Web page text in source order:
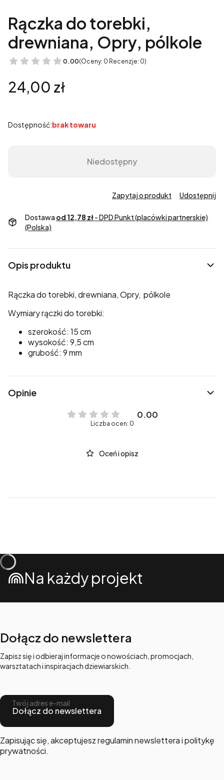
Rączka do torebki,
drewniana, Opry, pólkole
0.00(Oceny: 0 Recenzje: 0)
Cena
24,00 zł
Dostępność:brak towaru
Niedostępny
Zapytaj o produkt Udostępnij
Dostawa od 12,78 zł- DPD Punkt (placówki partnerskie)
(Polska)
Opis produktu
Rączka do torebki, drewniana, Opry, pólkole
Wymiary rączki do torebki:
szerokość: 15 cm
wysokość: 9,5 cm
grubość: 9 mm
Opinie
0.00
Liczba ocen: 0
Oceń i opisz
Na każdy projekt
Dołącz do newslettera
Zapisz się i odbieraj informacje o nowościach, promocjach,
warsztatach i inspiracjach dziewiarskich.
Twój adres e-mail
Dołącz do newslettera
Zapisując się, akceptujesz regulamin newslettera i politykę
prywatności.